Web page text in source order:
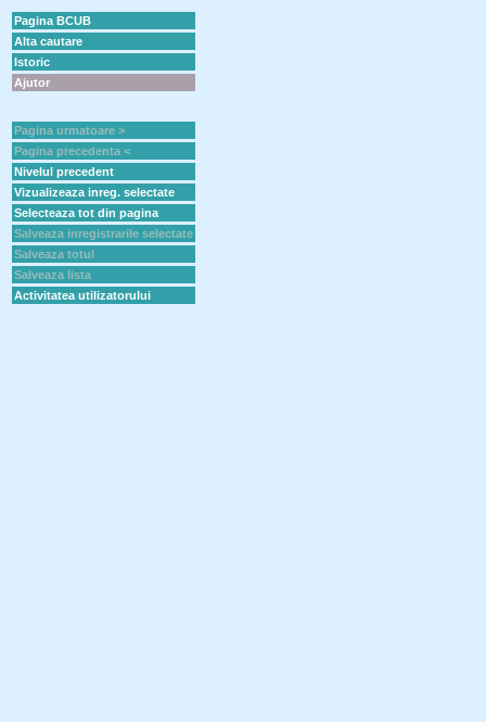
Pagina BCUB
Alta cautare
Istoric
Ajutor
Pagina urmatoare >
Pagina precedenta <
Nivelul precedent
Vizualizeaza inreg. selectate
Selecteaza tot din pagina
Salveaza inregistrarile selectate
Salveaza totul
Salveaza lista
Activitatea utilizatorului